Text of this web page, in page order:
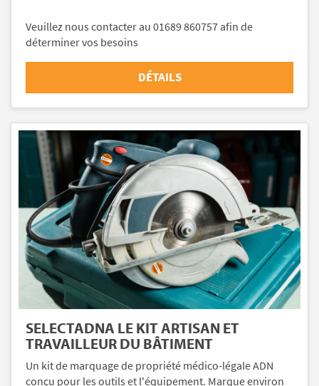
Veuillez nous contacter au 01689 860757 afin de
déterminer vos besoins
DÉTAILS
SELECTADNA LE KIT ARTISAN ET
TRAVAILLEUR DU BÂTIMENT
Un kit de marquage de propriété médico-légale ADN
conçu pour les outils et l'équipement. Marque environ